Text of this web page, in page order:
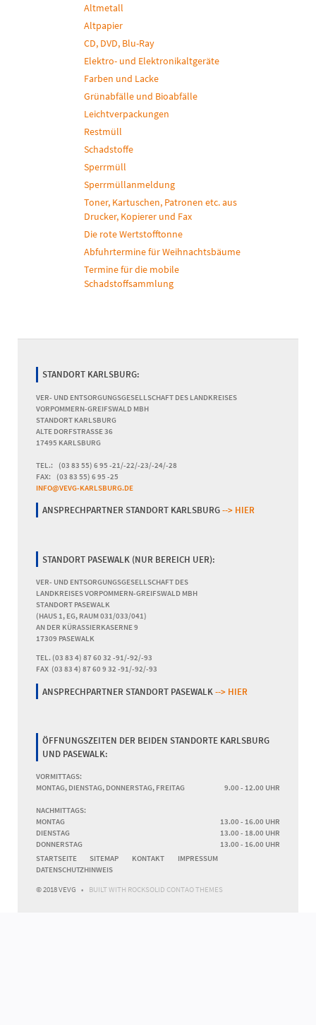
Altmetall
Altpapier
CD, DVD, Blu-Ray
Elektro- und Elektronikaltgeräte
Farben und Lacke
Grünabfälle und Bioabfälle
Leichtverpackungen
Restmüll
Schadstoffe
Sperrmüll
Sperrmüllanmeldung
Toner, Kartuschen, Patronen etc. aus
Drucker, Kopierer und Fax
Die rote Wertstofftonne
Abfuhrtermine für Weihnachtsbäume
Termine für die mobile
Schadstoffsammlung
STANDORT KARLSBURG:
VER- UND ENTSORGUNGSGESELLSCHAFT DES LANDKREISES
VORPOMMERN-GREIFSWALD MBH
STANDORT KARLSBURG
ALTE DORFSTRASSE 36
17495 KARLSBURG
TEL.: (03 83 55) 6 95 -21/-22/-23/-24/-28
FAX: (03 83 55) 6 95 -25
INFO@VEVG-KARLSBURG.DE
ANSPRECHPARTNER STANDORT KARLSBURG--> HIER
STANDORT PASEWALK (NUR BEREICH UER):
VER- UND ENTSORGUNGSGESELLSCHAFT DES
LANDKREISES VORPOMMERN-GREIFSWALD MBH
STANDORT PASEWALK
(HAUS 1, EG, RAUM 031/033/041)
AN DER KÜRASSIERKASERNE 9
17309 PASEWALK
TEL. (03 83 4) 87 60 32 -91/-92/-93
FAX (03 83 4) 87 60 9 32 -91/-92/-93
ANSPRECHPARTNER STANDORT PASEWALK--> HIER
ÖFFNUNGSZEITEN DER BEIDEN STANDORTE KARLSBURG
UND PASEWALK:
VORMITTAGS:
MONTAG, DIENSTAG, DONNERSTAG, FREITAG
9.00 - 12.00 UHR
NACHMITTAGS:
MONTAG
13.00 - 16.00 UHR
DIENSTAG
13.00 - 18.00 UHR
DONNERSTAG
13.00 - 16.00 UHR
NAVIGATION
ÜBERSPRINGEN
STARTSEITE SITEMAP KONTAKT
IMPRESSUM
DATENSCHUTZHINWEIS
© 2018 VEVG
BUILT WITH ROCKSOLID CONTAO THEMES